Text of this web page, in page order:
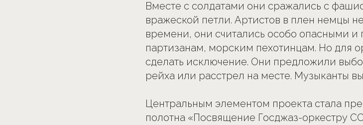
Вместе с солдатами они сражались с
вражеской петли. Артистов в плен немцы
времени, они считались особо опасными
партизанам, морским пехотинцам. Но для
сделать исключение. Они предложили
рейха или расстрел на месте. Музыканты
Центральным элементом проекта стала
полотна «Посвящение Госджаз-оркестру